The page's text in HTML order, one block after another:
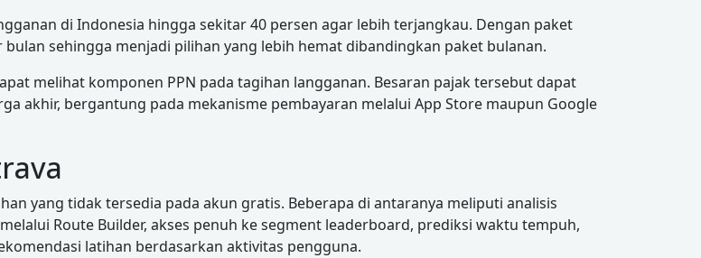
di Indonesia hingga sekitar 40 persen agar lebih terjangkau. Dengan paket
sehingga menjadi pilihan yang lebih hemat dibandingkan paket bulanan.
melihat komponen PPN pada tagihan langganan. Besaran pajak tersebut dapat
akhir, bergantung pada mekanisme pembayaran melalui App Store maupun Google
yang tidak tersedia pada akun gratis. Beberapa di antaranya meliputi analisis
Route Builder, akses penuh ke segment leaderboard, prediksi waktu tempuh,
latihan berdasarkan aktivitas pengguna.